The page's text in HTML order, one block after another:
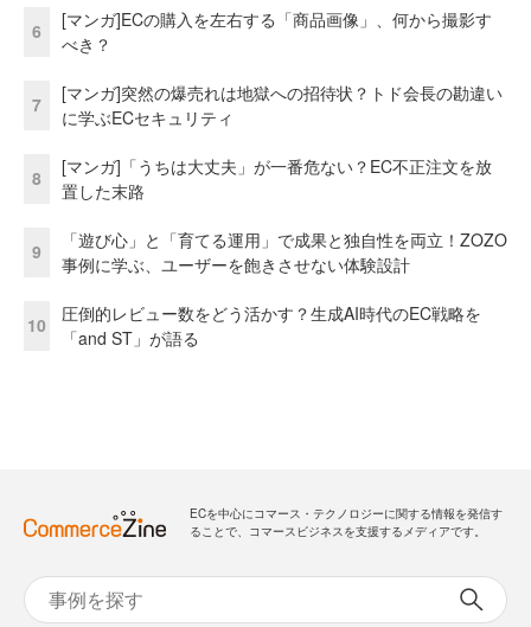
6
[マンガ]ECの購入を左右する「商品画像」、何から撮影す
べき？
7
[マンガ]突然の爆売れは地獄への招待状？トド会長の勘違い
に学ぶECセキュリティ
8
[マンガ]「うちは大丈夫」が一番危ない？EC不正注文を放
置した末路
9
「遊び心」と「育てる運用」で成果と独自性を両立！ZOZO
事例に学ぶ、ユーザーを飽きさせない体験設計
10
圧倒的レビュー数をどう活かす？生成AI時代のEC戦略を
「and ST」が語る
ECを中心にコマース・テクノロジーに関する情報を発信す
ることで、コマースビジネスを支援するメディアです。